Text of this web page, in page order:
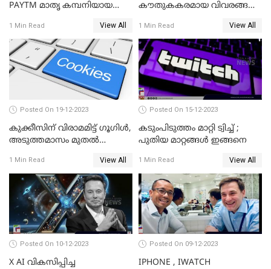
PAYTM മാതൃ കമ്പനിയായ
1 Min Read View All
കൗതുകകരമായ വിവരങ്ങള്‍
തുടരുകയാണ് ജയിംസ് വെബ്
1 Min Read View All
Posted On 19-12-2023
കുക്കീസിന് വിരാമമിട്ട് ഗൂഗിള്‍,
അടുത്തമാസം മുതല്‍
വിലക്കേര്‍പ്പെടുത്തുമെന്ന്
സൂചന
1 Min Read View All
Posted On 15-12-2023
കടുംപിടുത്തം മാറ്റി ട്വിച്ച് ;
പുതിയ മാറ്റങ്ങൾ ഇങ്ങനെ
1 Min Read View All
Posted On 10-12-2023
X AI വികസിപ്പിച്ച
Posted On 09-12-2023
IPHONE , IWATCH